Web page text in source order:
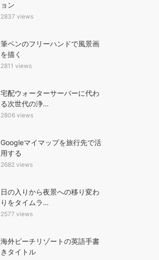
ョン
2837 views
筆ペンのフリーハンドで風景画
を描く
2811 views
宅配ウォーターサーバーに代わ
る次世代の浄…
2806 views
Googleマイマップを旅行先で活
用する
2682 views
日の入りから夜景への移り変わ
りをタイムラ…
2577 views
海外ビーチリゾートの英語手書
きタイトル